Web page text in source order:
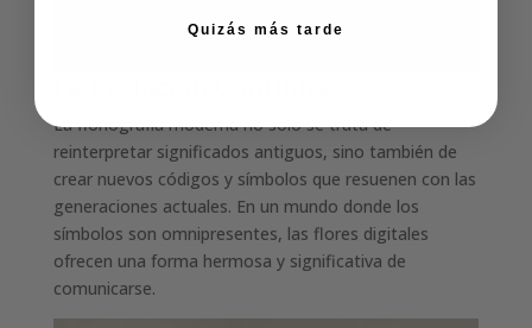
La floriografía moderna no solo se trata de
reinterpretar significados antiguos, sino también de
crear nuevos códigos y símbolos que resuenen con las
generaciones actuales. En un mundo donde los
símbolos son omnipresentes, las flores digitales
ofrecen una forma hermosa y significativa de
comunicarse.
Quizás más tarde